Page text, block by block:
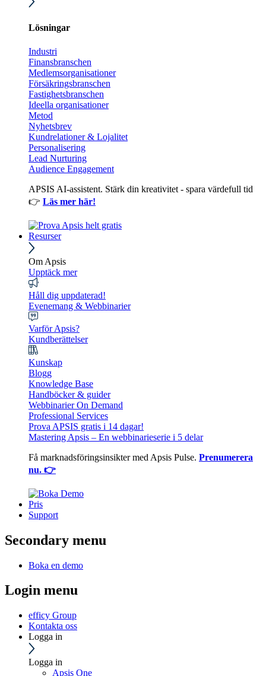
Lösningar
Industri
Finansbranschen
Medlemsorganisationer
Försäkringsbranschen
Fastighetsbranschen
Ideella organisationer
Metod
Nyhetsbrev
Kundrelationer & Lojalitet
Personalisering
Lead Nurturing
Audience Engagement
APSIS AI-assistent. Stärk din kreativitet - spara värdefull tid
👉 Läs mer här!
Resurser
Om Apsis
Upptäck mer
Håll dig uppdaterad!
Evenemang & Webbinarier
Varför Apsis?
Kundberättelser
Kunskap
Blogg
Knowledge Base
Handböcker & guider
Webbinarier On Demand
Professional Services
Prova APSIS gratis i 14 dagar!
Mastering Apsis – En webbinarieserie i 5 delar
Få marknadsföringsinsikter med Apsis Pulse. Prenumerera
nu. 👉
Pris
Support
Secondary menu
Boka en demo
Login menu
efficy Group
Kontakta oss
Logga in
Logga in
Apsis One